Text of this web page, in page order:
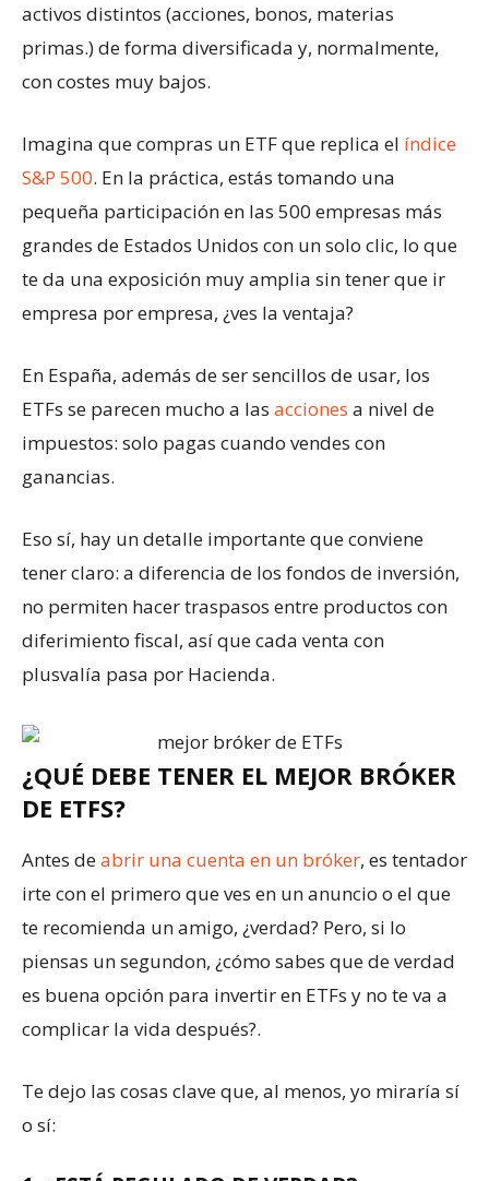
activos distintos (acciones, bonos, materias
primas.) de forma diversificada y, normalmente,
con costes muy bajos.
Imagina que compras un ETF que replica el índice
S&P 500. En la práctica, estás tomando una
pequeña participación en las 500 empresas más
grandes de Estados Unidos con un solo clic, lo que
te da una exposición muy amplia sin tener que ir
empresa por empresa, ¿ves la ventaja?
En España, además de ser sencillos de usar, los
ETFs se parecen mucho a las acciones a nivel de
impuestos: solo pagas cuando vendes con
ganancias.
Eso sí, hay un detalle importante que conviene
tener claro: a diferencia de los fondos de inversión,
no permiten hacer traspasos entre productos con
diferimiento fiscal, así que cada venta con
plusvalía pasa por Hacienda.
¿QUÉ DEBE TENER EL MEJOR BRÓKER
DE ETFS?
Antes deabrir una cuenta en un bróker, es tentador
irte con el primero que ves en un anuncio o el que
te recomienda un amigo, ¿verdad? Pero, si lo
piensas un segundon, ¿cómo sabes que de verdad
es buena opción para invertir en ETFs y no te va a
complicar la vida después?.
Te dejo las cosas clave que, al menos, yo miraría sí
o sí: